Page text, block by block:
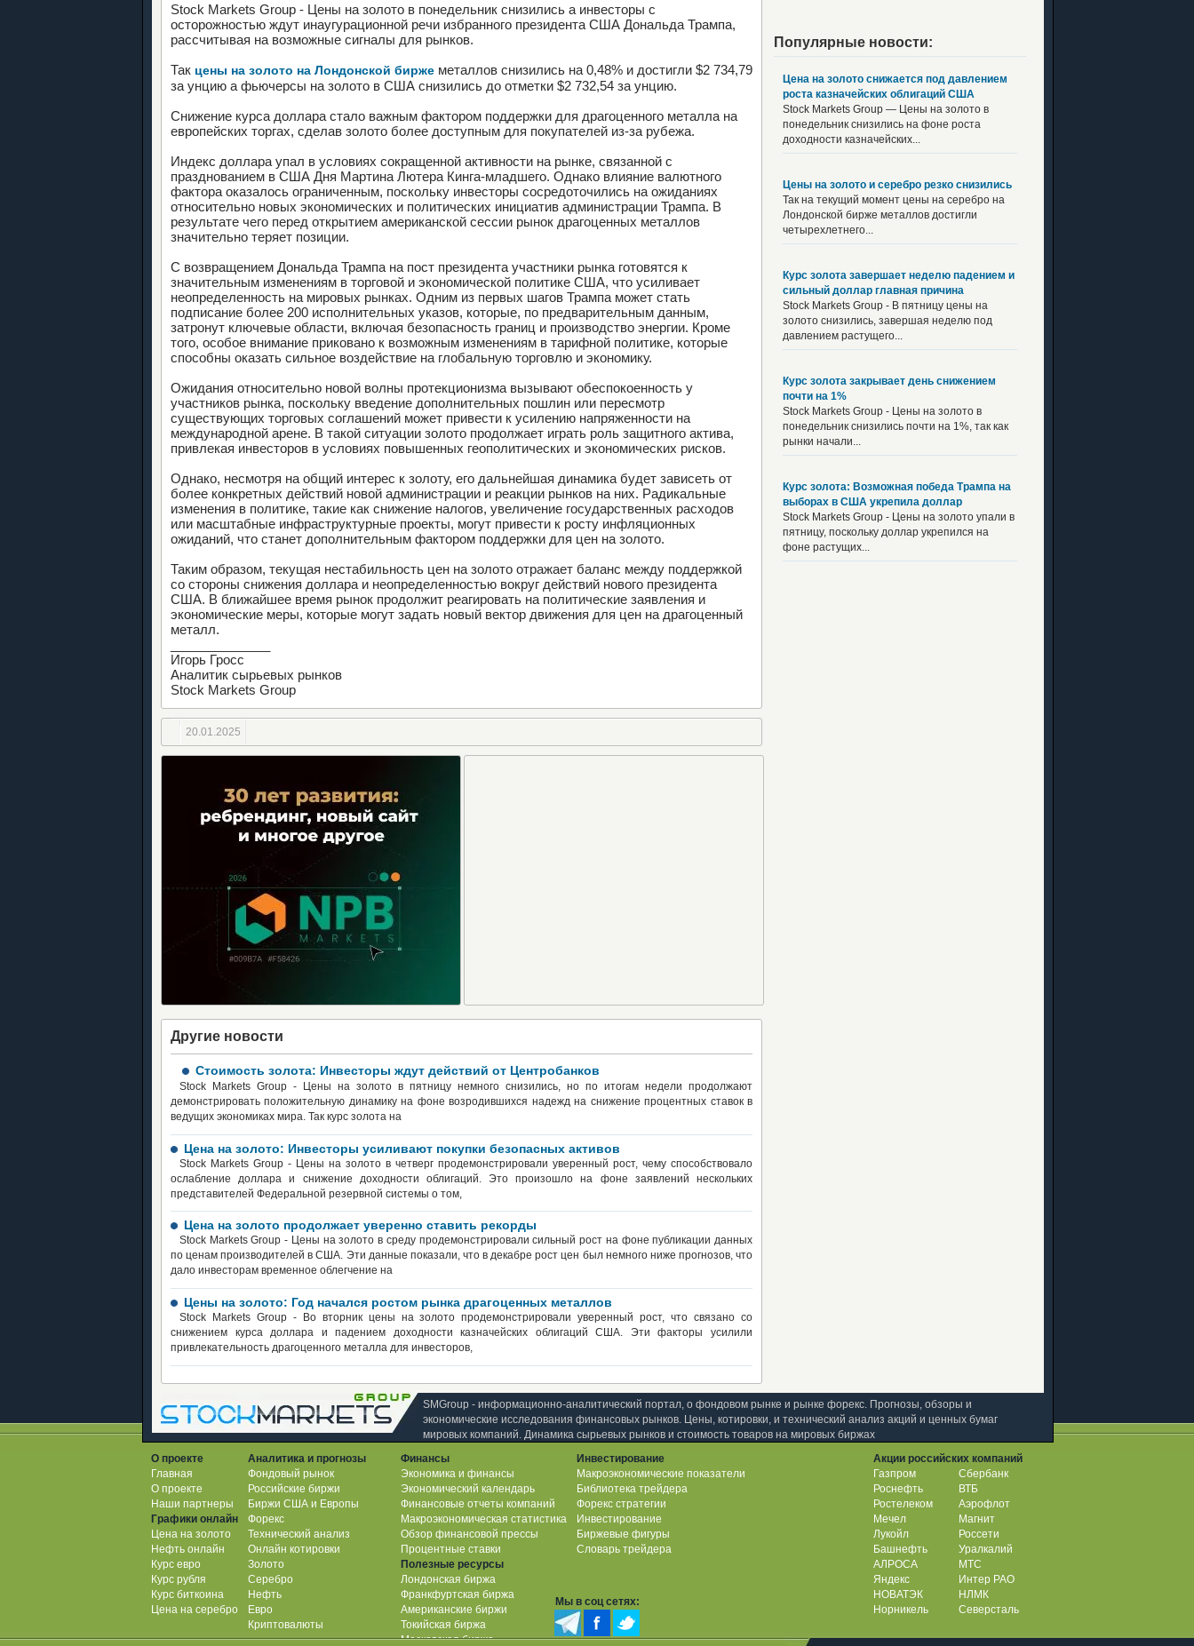
Stock Markets Group - Цены на золото в понедельник снизились а инвесторы с
осторожностью ждут инаугурационной речи избранного президента США Дональда Трампа,
рассчитывая на возможные сигналы для рынков.
Так цены на золото на Лондонской бирже металлов снизились на 0,48% и достигли $2 734,79
за унцию а фьючерсы на золото в США снизились до отметки $2 732,54 за унцию.
Снижение курса доллара стало важным фактором поддержки для драгоценного металла на
европейских торгах, сделав золото более доступным для покупателей из-за рубежа.
Индекс доллара упал в условиях сокращенной активности на рынке, связанной с
празднованием в США Дня Мартина Лютера Кинга-младшего. Однако влияние валютного
фактора оказалось ограниченным, поскольку инвесторы сосредоточились на ожиданиях
относительно новых экономических и политических инициатив администрации Трампа. В
результате чего перед открытием американской сессии рынок драгоценных металлов
значительно теряет позиции.
С возвращением Дональда Трампа на пост президента участники рынка готовятся к
значительным изменениям в торговой и экономической политике США, что усиливает
неопределенность на мировых рынках. Одним из первых шагов Трампа может стать
подписание более 200 исполнительных указов, которые, по предварительным данным,
затронут ключевые области, включая безопасность границ и производство энергии. Кроме
того, особое внимание приковано к возможным изменениям в тарифной политике, которые
способны оказать сильное воздействие на глобальную торговлю и экономику.
Ожидания относительно новой волны протекционизма вызывают обеспокоенность у
участников рынка, поскольку введение дополнительных пошлин или пересмотр
существующих торговых соглашений может привести к усилению напряженности на
международной арене. В такой ситуации золото продолжает играть роль защитного актива,
привлекая инвесторов в условиях повышенных геополитических и экономических рисков.
Однако, несмотря на общий интерес к золоту, его дальнейшая динамика будет зависеть от
более конкретных действий новой администрации и реакции рынков на них. Радикальные
изменения в политике, такие как снижение налогов, увеличение государственных расходов
или масштабные инфраструктурные проекты, могут привести к росту инфляционных
ожиданий, что станет дополнительным фактором поддержки для цен на золото.
Таким образом, текущая нестабильность цен на золото отражает баланс между поддержкой
со стороны снижения доллара и неопределенностью вокруг действий нового президента
США. В ближайшее время рынок продолжит реагировать на политические заявления и
экономические меры, которые могут задать новый вектор движения для цен на драгоценный
металл.
Игорь Гросс
Аналитик сырьевых рынков
Stock Markets Group
20.01.2025
Другие новости
Стоимость золота: Инвесторы ждут действий от Центробанков
Stock Markets Group - Цены на золото в пятницу немного снизились, но по итогам недели продолжают
демонстрировать положительную динамику на фоне возродившихся надежд на снижение процентных ставок в
ведущих экономиках мира. Так курс золота на
Цена на золото: Инвесторы усиливают покупки безопасных активов
Stock Markets Group - Цены на золото в четверг продемонстрировали уверенный рост, чему способствовало
ослабление доллара и снижение доходности облигаций. Это произошло на фоне заявлений нескольких
представителей Федеральной резервной системы о том,
Цена на золото продолжает уверенно ставить рекорды
Stock Markets Group - Цены на золото в среду продемонстрировали сильный рост на фоне публикации данных
по ценам производителей в США. Эти данные показали, что в декабре рост цен был немного ниже прогнозов, что
дало инвесторам временное облегчение на
Цены на золото: Год начался ростом рынка драгоценных металлов
Stock Markets Group - Во вторник цены на золото продемонстрировали уверенный рост, что связано со
снижением курса доллара и падением доходности казначейских облигаций США. Эти факторы усилили
привлекательность драгоценного металла для инвесторов,
Популярные новости:
Цена на золото снижается под давлением
роста казначейских облигаций США
Stock Markets Group — Цены на золото в
понедельник снизились на фоне роста
доходности казначейских...
Цены на золото и серебро резко снизились
Так на текущий момент цены на серебро на
Лондонской бирже металлов достигли
четырехлетнего...
Курс золота завершает неделю падением и
сильный доллар главная причина
Stock Markets Group - В пятницу цены на
золото снизились, завершая неделю под
давлением растущего...
Курс золота закрывает день снижением
почти на 1%
Stock Markets Group - Цены на золото в
понедельник снизились почти на 1%, так как
рынки начали...
Курс золота: Возможная победа Трампа на
выборах в США укрепила доллар
Stock Markets Group - Цены на золото упали в
пятницу, поскольку доллар укрепился на
фоне растущих...
SMGroup - информационно-аналитический портал, о фондовом рынке и рынке форекс. Прогнозы, обзоры и
экономические исследования финансовых рынков. Цены, котировки, и технический анализ акций и ценных бумаг
мировых компаний. Динамика сырьевых рынков и стоимость товаров на мировых биржах
О проекте
Главная
О проекте
Наши партнеры
Графики онлайн
Цена на золото
Нефть онлайн
Курс евро
Курс рубля
Курс биткоина
Цена на серебро
Аналитика и прогнозы
Фондовый рынок
Российские биржи
Биржи США и Европы
Форекс
Технический анализ
Онлайн котировки
Золото
Серебро
Нефть
Евро
Криптовалюты
Финансы
Экономика и финансы
Экономический календарь
Финансовые отчеты компаний
Макроэкономическая статистика
Обзор финансовой прессы
Процентные ставки
Инвестирование
Макроэкономические показатели
Библиотека трейдера
Форекс стратегии
Инвестирование
Биржевые фигуры
Словарь трейдера
Полезные ресурсы
Лондонская биржа
Франкфуртская биржа
Американские биржи
Токийская биржа
Московская биржа
Акции российских компаний
Газпром
Сбербанк
Роснефть
ВТБ
Ростелеком
Аэрофлот
Мечел
Магнит
Лукойл
Россети
Башнефть
Уралкалий
АЛРОСА
МТС
Яндекс
Интер РАО
НОВАТЭК
НЛМК
Норникель
Северсталь
Мы в соц сетях: